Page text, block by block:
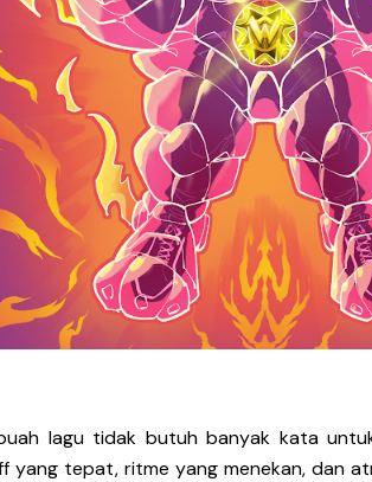
Resmi Memulai Perjalanan Musik
Aditya Hadirkan Video Musik
Septida Ajak Pendengar Berdamai
Putria Hadirkan Pelukan Hangat
Dekade Brutalitas: Vomepotro
Lepaskan Amarah dan Kritik
Rayakan Rasa Kagum dan Jatuh
lagu tidak butuh banyak kata
yang tepat, ritme yang menekan, dan